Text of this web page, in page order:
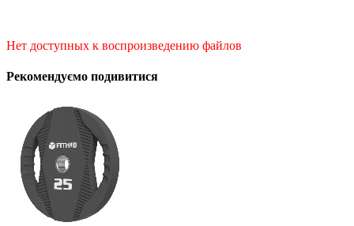
Нет доступных к воспроизведению файлов
Рекомендуємо подивитися